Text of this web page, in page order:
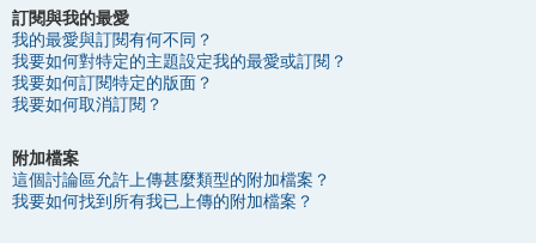
訂閱與我的最愛
我的最愛與訂閱有何不同？
我要如何對特定的主題設定我的最愛或訂閱？
我要如何訂閱特定的版面？
我要如何取消訂閱？
附加檔案
這個討論區允許上傳甚麼類型的附加檔案？
我要如何找到所有我已上傳的附加檔案？